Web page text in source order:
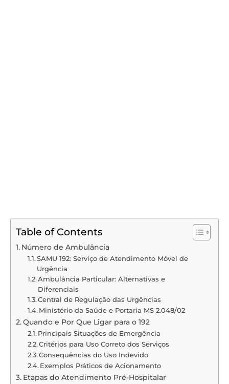
Table of Contents
Número de Ambulância
SAMU 192: Serviço de Atendimento Móvel de
Urgência
Ambulância Particular: Alternativas e
Diferenciais
Central de Regulação das Urgências
Ministério da Saúde e Portaria MS 2.048/02
Quando e Por Que Ligar para o 192
Principais Situações de Emergência
Critérios para Uso Correto dos Serviços
Consequências do Uso Indevido
Exemplos Práticos de Acionamento
Etapas do Atendimento Pré-Hospitalar